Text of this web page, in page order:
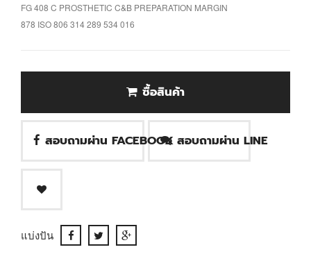
FG 408 C PROSTHETIC C&B PREPARATION MARGIN
878 ISO 806 314 289 534 016
ซื้อสินค้า
สอบถามผ่าน FACEBOOK สอบถามผ่าน LINE
แบ่งปัน